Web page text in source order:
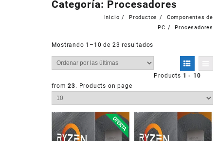
Categoría: Procesadores
Inicio Productos
Componentes de
PC
Procesadores
Mostrando 1–10 de 23 resultados
Products 1 - 10
from23. Products on page